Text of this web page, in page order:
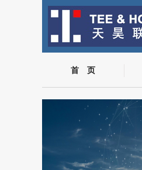
首 页